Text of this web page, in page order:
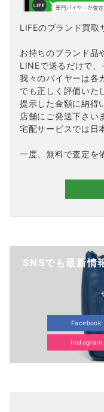
LIFEのブランド買取
お持ちのブランド品
LINEで送るだけで、
我々のバイヤーは各
でも正しく評価いた
提示した金額に納得
店舗にご発送下さい
宅配サービスでは日
一度、無料で査定を
SNSでも最新情
Facebook
Instagram